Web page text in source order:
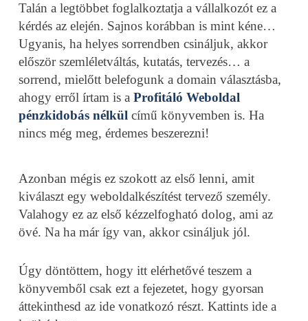
Talán a legtöbbet foglalkoztatja a vállalkozót ez a
kérdés az elején. Sajnos korábban is mint kéne…
Ugyanis, ha helyes sorrendben csináljuk, akkor
először szemléletváltás, kutatás, tervezés… a
sorrend, mielőtt belefogunk a domain választásba,
ahogy erről írtam is a Profitáló Weboldal
pénzkidobás nélkül című könyvemben is. Ha
nincs még meg, érdemes beszerezni!
Azonban mégis ez szokott az első lenni, amit
kiválaszt egy weboldalkészítést tervező személy.
Valahogy ez az első kézzelfogható dolog, ami az
övé. Na ha már így van, akkor csináljuk jól.
Úgy döntöttem, hogy itt elérhetővé teszem a
könyvemből csak ezt a fejezetet, hogy gyorsan
áttekinthesd az ide vonatkozó részt. Kattints ide a